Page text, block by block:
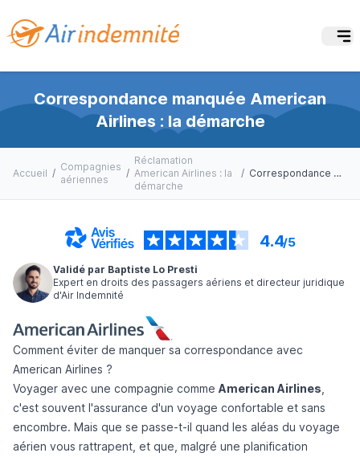
Correspondance manquée American
Airlines : la démarche
Accueil /
Compagnies
aériennes
/
Réclamation
American Airlines : la
démarche
/ Correspondance manquée American Airlines : la démarche
4.4/5
Validé par Baptiste Lo Presti
Expert en droits des passagers aériens et directeur juridique
d'Air Indemnité
Comment éviter de manquer sa correspondance avec
American Airlines ?
Voyager avec une compagnie comme American Airlines
c'est souvent l'assurance d'un voyage confortable et sans
encombre. Mais que se passe-t-il quand les aléas du voyage
aérien vous rattrapent, et que, malgré une planification